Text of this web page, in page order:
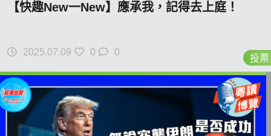
投票
【快趣New一New】應承我，記得去上庭！
2025.07.09 0 0